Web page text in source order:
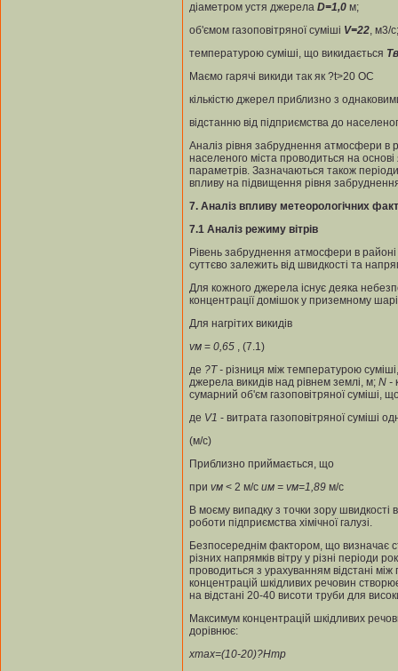
діаметром устя джерела D=1,0 м;
об'ємом газоповітряної суміші V=22, м3/с;
температурою суміші, що викидається Т
Маємо гарячі викиди так як ?t>20 ОС
кількістю джерел приблизно з
відстанню від підприємства до
Аналіз рівня забруднення атмосфери в
населеного міста проводиться на основі
параметрів. Зазначаються також
впливу на підвищення рівня
7. Аналіз впливу метеорологічних
7.1 Аналіз режиму вітрів
Рівень забруднення атмосфери в
суттєво залежить від швидкості та
Для кожного джерела існує деяка
концентрації домішок у приземному
Для нагрітих викидів
vм = 0,65 , (7.1)
де ?T - різниця між температурою
джерела викидів над рівнем землі, м; N -
сумарний об'єм газоповітряної суміші,
де V1 - витрата газоповітряної суміші
(м/с)
Приблизно приймається, що
при vм < 2 м/с uм = vм=1,89 м/с
В моєму випадку з точки зору швидкості
роботи підприємства хімічної галузі.
Безпосереднім фактором, що визначає
різних напрямків вітру у різні періоди
проводиться з урахуванням відстані
концентрацій шкідливих речовин
на відстані 20-40 висоти труби для
Максимум концентрацій шкідливих
дорівнює:
хmax=(10-20)?Hтр